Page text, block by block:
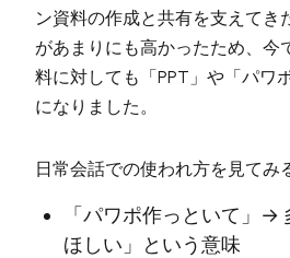
ン資料の作成と共有を支えて
があまりにも高かったため、
料に対しても「PPT」や「パワ
になりました。
日常会話での使われ方を見てみ
「パワポ作っといて」→
ほしい」という意味